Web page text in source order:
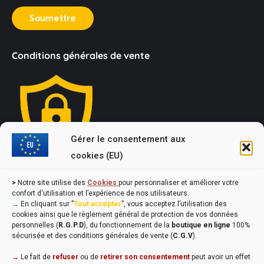
Gérer le consentement aux
cookies (EU)
> Notre site utilise des Cookies pour personnaliser et améliorer votre
confort d'utilisation et l’expérience de nos utilisateurs.
→ En cliquant sur ”Tout accepter”, vous acceptez l’utilisation des
cookies ainsi que le règlement général de protection de vos données
personnelles ( R.G.P.D), du fonctionnement de la boutique en ligne 100%
sécurisée et des conditions générales de vente (C.G.V).
→ Le fait de refuser ou de retirer son consentement peut avoir un effet
Soumettre
Conditions générales de vente
consommer avec modération !"